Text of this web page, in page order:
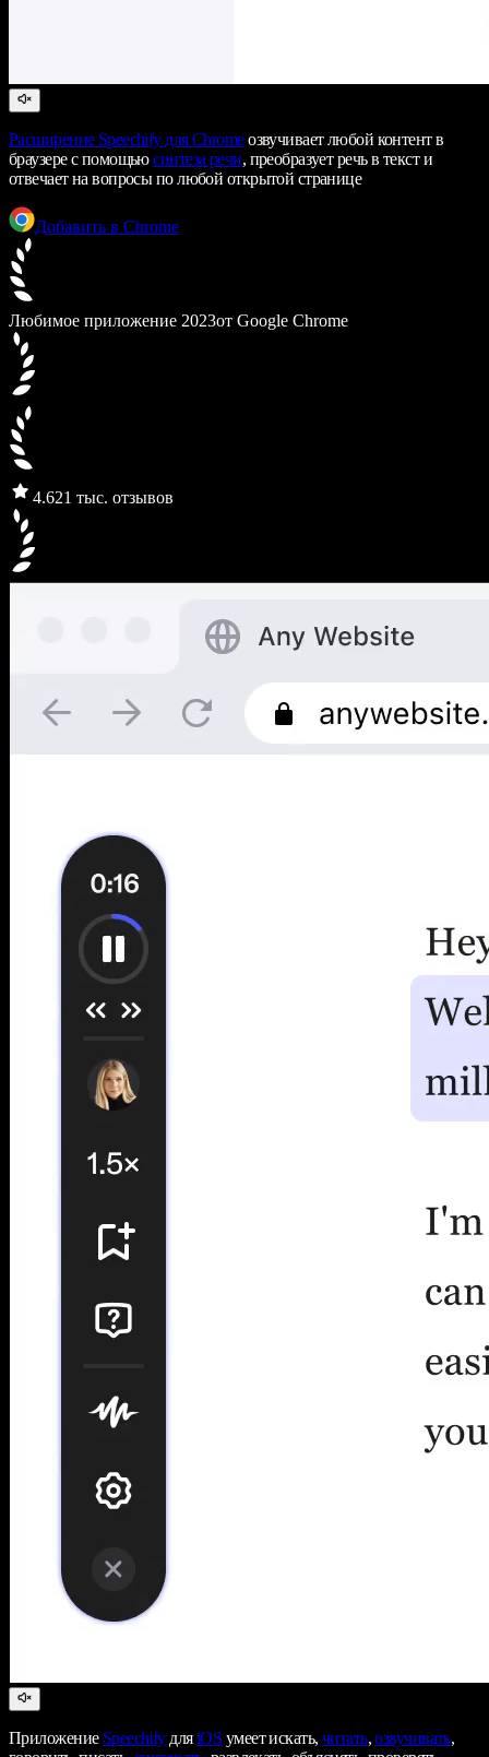
Расширение Speechify для Chromeозвучивает любой контент в
браузере с помощьюсинтеза речи, преобразует речь в текст и
отвечает на вопросы по любой открытой странице
Добавить в Chrome
Любимое приложение 2023от Google Chrome
4.621 тыс. отзывов
Приложение SpeechifyдляiOS умеет искать, читать,озвучивать,